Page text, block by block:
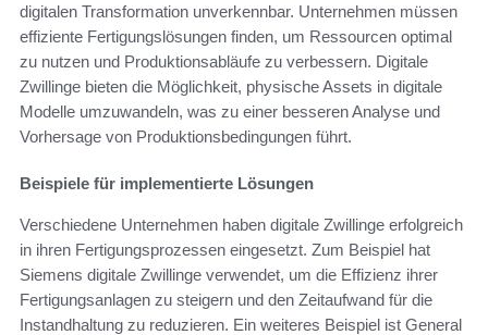
digitalen Transformation unverkennbar. Unternehmen müssen
effiziente Fertigungslösungen finden, um Ressourcen optimal
zu nutzen und Produktionsabläufe zu verbessern. Digitale
Zwillinge bieten die Möglichkeit, physische Assets in digitale
Modelle umzuwandeln, was zu einer besseren Analyse und
Vorhersage von Produktionsbedingungen führt.
Beispiele für implementierte Lösungen
Verschiedene Unternehmen haben digitale Zwillinge erfolgreich
in ihren Fertigungsprozessen eingesetzt. Zum Beispiel hat
Siemens digitale Zwillinge verwendet, um die Effizienz ihrer
Fertigungsanlagen zu steigern und den Zeitaufwand für die
Instandhaltung zu reduzieren. Ein weiteres Beispiel ist General